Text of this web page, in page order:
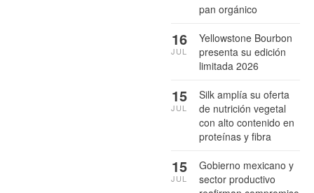
pan orgánico
Yellowstone Bourbon
presenta su edición
limitada 2026
16
JUL
Silk amplía su oferta
de nutrición vegetal
con alto contenido en
proteínas y fibra
15
JUL
Gobierno mexicano y
sector productivo
15
JUL